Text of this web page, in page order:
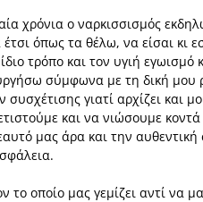
χρόνια ο ναρκισσισμός
έτσι όπως τα θέλω, να είσαι κι
τρόπο και τον υγιή εγωισμό
σύμφωνα με τη δική μου
γιατί αρχίζει και
και να νιώσουμε
μας άρα και την
οποίο μας γεμίζει αντί να